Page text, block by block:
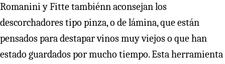
Romanini y Fitte tambiénn aconsejan los
descorchadores tipo pinza, o de lámina, que están
pensados para destapar vinos muy viejos o que han
estado guardados por mucho tiempo. Esta herramienta